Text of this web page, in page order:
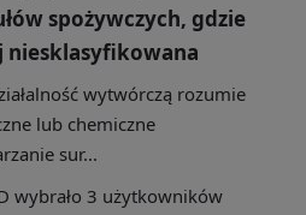
spożywczych, gdzie
niesklasyfikowana
wytwórczą rozumie
lub chemiczne
sur...
wybrało 3 użytkowników